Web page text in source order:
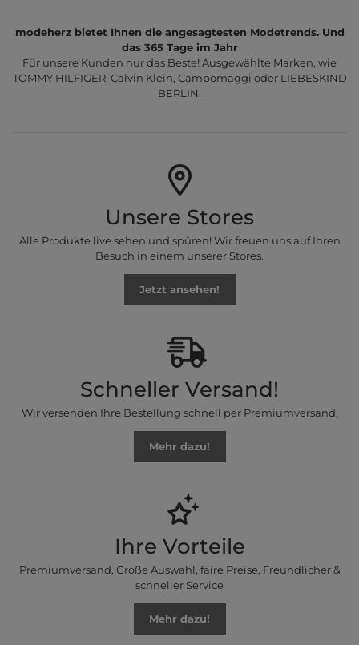
modeherz bietet Ihnen die angesagtesten Modetrends. Und
das 365 Tage im Jahr
Für unsere Kunden nur das Beste! Ausgewählte Marken, wie
TOMMY HILFIGER, Calvin Klein, Campomaggi oder LIEBESKIND
BERLIN.
Unsere Stores
Alle Produkte live sehen und spüren! Wir freuen uns auf Ihren
Besuch in einem unserer Stores.
Jetzt ansehen!
Schneller Versand!
Wir versenden Ihre Bestellung schnell per Premiumversand.
Mehr dazu!
Ihre Vorteile
Premiumversand, Große Auswahl, faire Preise, Freundlicher &
schneller Service
Mehr dazu!